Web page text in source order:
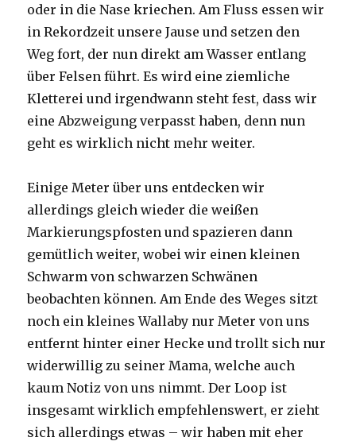
oder in die Nase kriechen. Am Fluss essen wir
in Rekordzeit unsere Jause und setzen den
Weg fort, der nun direkt am Wasser entlang
über Felsen führt. Es wird eine ziemliche
Kletterei und irgendwann steht fest, dass wir
eine Abzweigung verpasst haben, denn nun
geht es wirklich nicht mehr weiter.
Einige Meter über uns entdecken wir
allerdings gleich wieder die weißen
Markierungspfosten und spazieren dann
gemütlich weiter, wobei wir einen kleinen
Schwarm von schwarzen Schwänen
beobachten können. Am Ende des Weges sitzt
noch ein kleines Wallaby nur Meter von uns
entfernt hinter einer Hecke und trollt sich nur
widerwillig zu seiner Mama, welche auch
kaum Notiz von uns nimmt. Der Loop ist
insgesamt wirklich empfehlenswert, er zieht
sich allerdings etwas – wir haben mit eher